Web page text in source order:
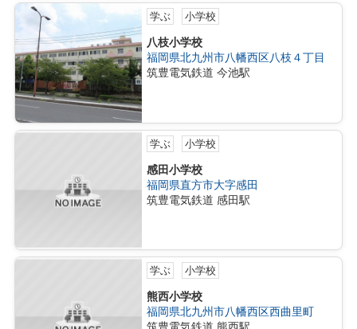
学ぶ 小学校
八枝小学校
福岡県北九州市八幡西区八枝４丁目
筑豊電気鉄道 今池駅
学ぶ 小学校
感田小学校
福岡県直方市大字感田
筑豊電気鉄道 感田駅
学ぶ 小学校
熊西小学校
福岡県北九州市八幡西区西曲里町